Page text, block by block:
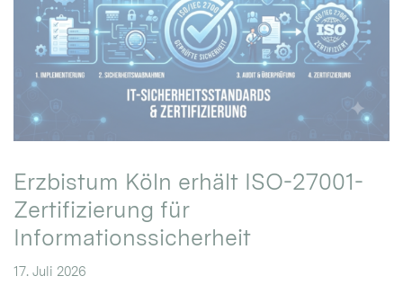
Erzbistum Köln erhält ISO-27001-
Zertifizierung für
Informationssicherheit
17. Juli 2026